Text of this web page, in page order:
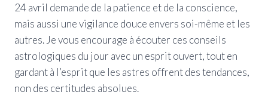
24 avril demande de la patience et de la conscience,
mais aussi une vigilance douce envers soi-même et les
autres. Je vous encourage à écouter ces conseils
astrologiques du jour avec un esprit ouvert, tout en
gardant à l’esprit que les astres offrent des tendances,
non des certitudes absolues.